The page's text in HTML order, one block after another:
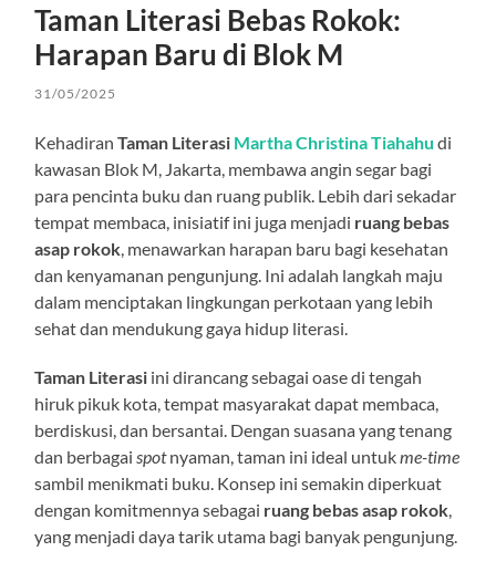
Taman Literasi Bebas Rokok:
Harapan Baru di Blok M
31/05/2025
KehadiranTaman Literasi Martha Christina Tiahahu di
kawasan Blok M, Jakarta, membawa angin segar bagi
para pencinta buku dan ruang publik. Lebih dari sekadar
tempat membaca, inisiatif ini juga menjadi ruang bebas
asap rokok , menawarkan harapan baru bagi kesehatan
dan kenyamanan pengunjung. Ini adalah langkah maju
dalam menciptakan lingkungan perkotaan yang lebih
sehat dan mendukung gaya hidup literasi.
Taman Literasi ini dirancang sebagai oase di tengah
hiruk pikuk kota, tempat masyarakat dapat membaca,
berdiskusi, dan bersantai. Dengan suasana yang tenang
dan berbagai spotnyaman, taman ini ideal untukme-time
sambil menikmati buku. Konsep ini semakin diperkuat
dengan komitmennya sebagai ruang bebas asap rokok
yang menjadi daya tarik utama bagi banyak pengunjung.